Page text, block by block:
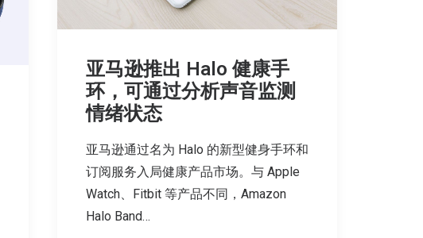
亚马逊推出 Halo 健康手
环，可通过分析声音监测
情绪状态
亚马逊通过名为 Halo 的新型健身手环和
订阅服务入局健康产品市场。与 Apple
Watch、Fitbit 等产品不同，Amazon
Halo Band…